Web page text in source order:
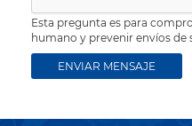
Esta pregunta es para
humano y prevenir envíos